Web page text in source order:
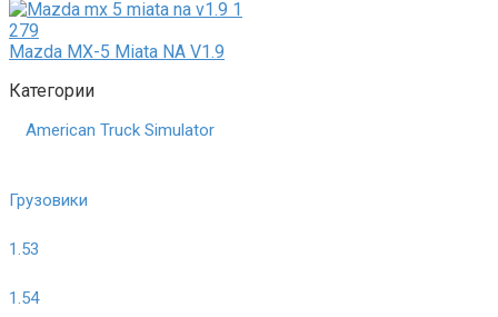
279
Mazda MX-5 Miata NA V1.9
Категории
American Truck Simulator
Грузовики
1.53
1.54